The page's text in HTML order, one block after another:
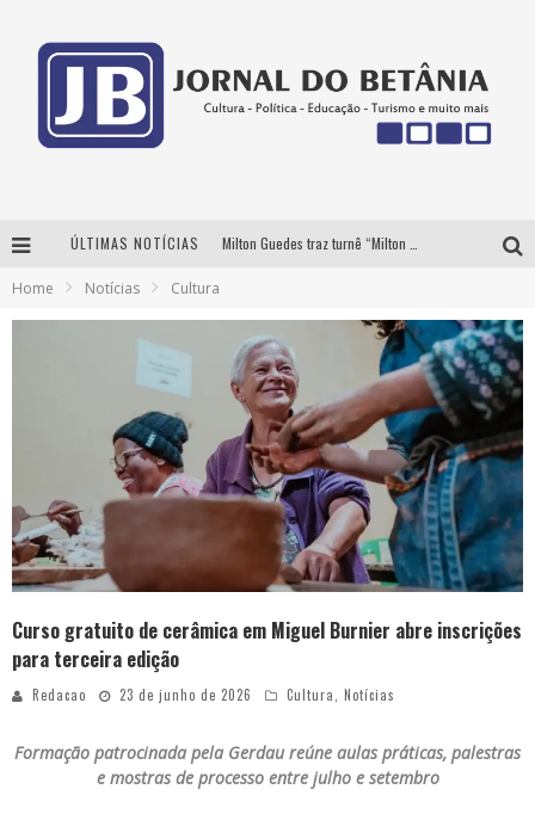
ÚLTIMAS NOTÍCIAS
Circuito Minas Musical chega a Sabará com show gratuito de Thiago Delegado, Nath Rodrigues e Tulio Araujo
Yan traz a turnê nacional do PagodYANdo para Belo Horizonte
Home Notícias Cultura
Curso gratuito de cerâmica em Miguel Burnier abre inscrições
para terceira edição
Redacao 23 de junho de 2026 Cultura, Notícias
Formação patrocinada pela Gerdau reúne aulas práticas, palestras
e mostras de processo entre julho e setembro